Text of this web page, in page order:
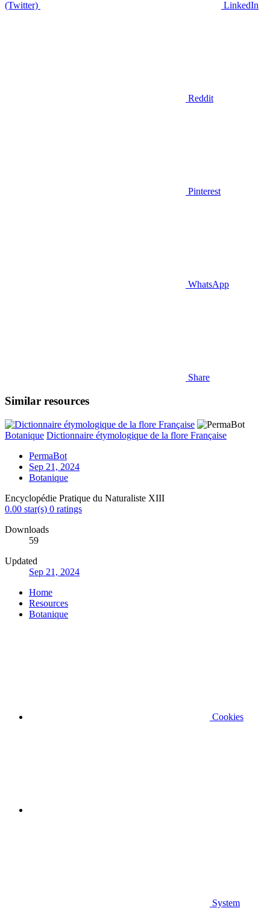
(Twitter) LinkedIn
Reddit
Pinterest
WhatsApp
Share
Similar resources
Botanique Dictionnaire étymologique de la flore Française
PermaBot
Sep 21, 2024
Botanique
Encyclopédie Pratique du Naturaliste XIII
0.00 star(s) 0 ratings
Downloads
59
Updated
Sep 21, 2024
Home
Resources
Botanique
Cookies
System